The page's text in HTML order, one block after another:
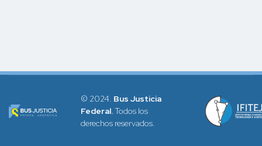
© 2024. Bus Justicia
Federal.Todos los
derechos reservados.